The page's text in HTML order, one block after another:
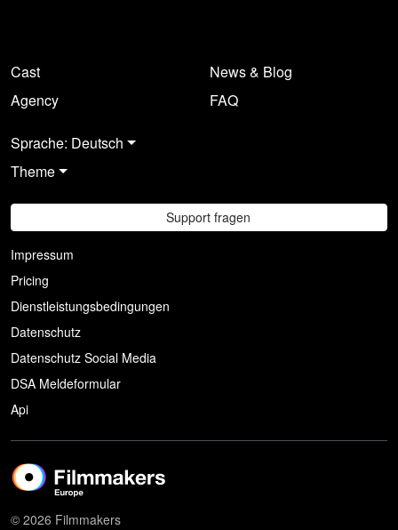
Cast
Agency
News & Blog
FAQ
Sprache: Deutsch
Theme
Support fragen
Impressum
Pricing
Dienstleistungsbedingungen
Datenschutz
Datenschutz Social Media
DSA Meldeformular
Api
© 2026 Filmmakers